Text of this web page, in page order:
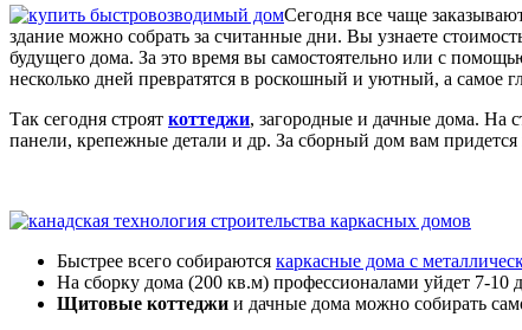
Сегодня все чаще
здание можно собрать за считанные дни. Вы узнаете
будущего дома. За это время вы самостоятельно или с
несколько дней превратятся в роскошный и уютный, а самое
Так сегодня строят коттеджи, загородные и дачные дома. На
панели, крепежные детали и др. За сборный дом вам придется
Быстрее всего собираются каркасные дома с
На сборку дома (200 кв.м) профессионалами уйдет 7-10
Щитовые коттеджи и дачные дома можно собирать